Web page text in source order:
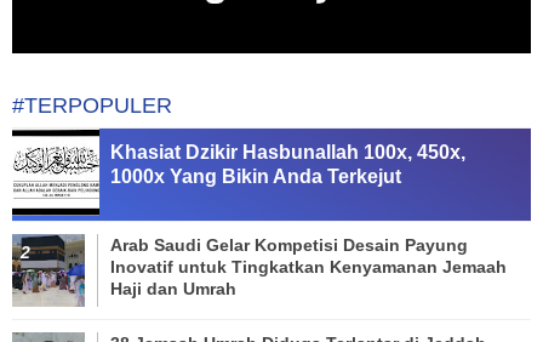
#TERPOPULER
Khasiat Dzikir Hasbunallah 100x, 450x,
1000x Yang Bikin Anda Terkejut
Arab Saudi Gelar Kompetisi Desain Payung
Inovatif untuk Tingkatkan Kenyamanan Jemaah
Haji dan Umrah